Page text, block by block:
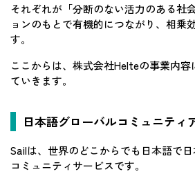
それぞれが「分断のない活力のある社
ョンのもとで有機的につながり、相乗
す。
ここからは、株式会社Helteの事業内
ていきます。
日本語グローバルコミュニティ
Sailは、世界のどこからでも日本語で
コミュニティサービスです。